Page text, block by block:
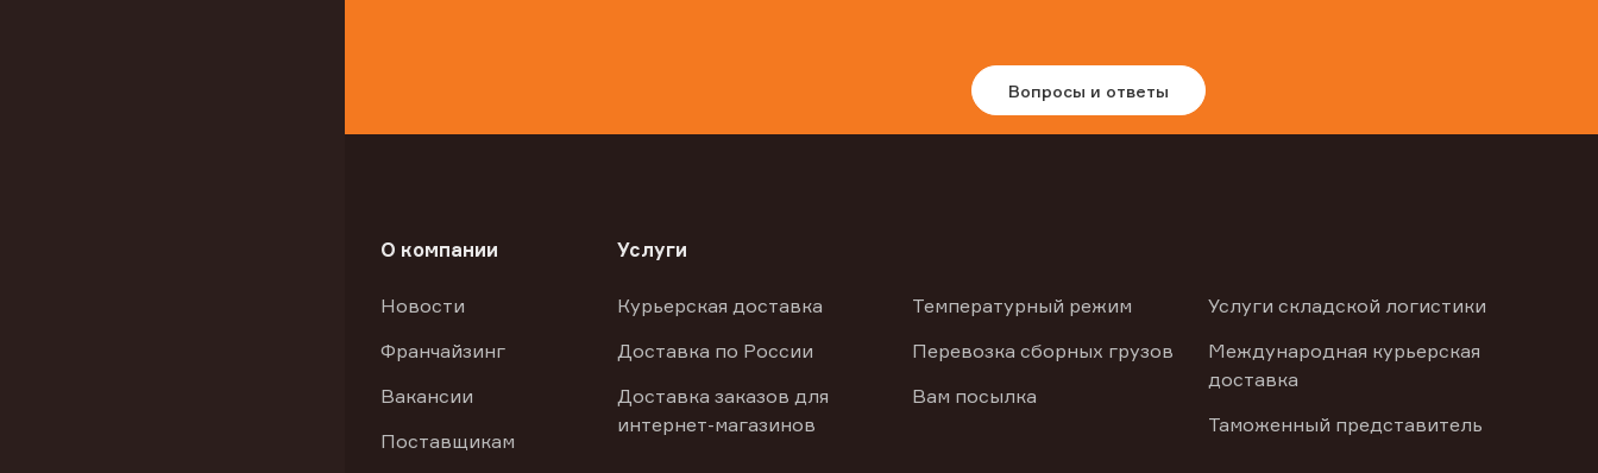
Вопросы и ответы
О компании
Новости
Франчайзинг
Вакансии
Поставщикам
Услуги
Курьерская доставка
Доставка по России
Доставка заказов для
интернет-магазинов
Температурный режим
Перевозка сборных грузов
Вам посылка
Услуги складской логистики
Международная курьерская
доставка
Таможенный представитель